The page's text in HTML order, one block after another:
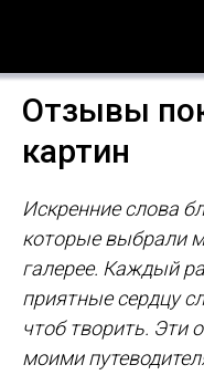
Отзывы
картин
Искренние слова
которые выбрали
галерее. Каждый
приятные сердцу
чтоб творить. Эти
моими